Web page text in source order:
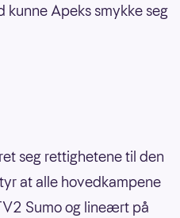
Apeks smykke seg
seg rettighetene til den
at alle hovedkampene
Sumo og lineært på